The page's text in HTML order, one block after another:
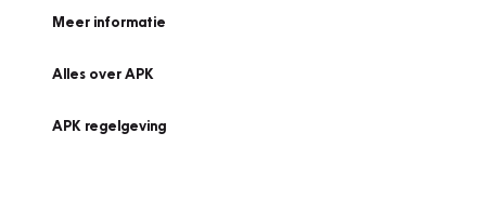
Meer informatie
Alles over APK
APK regelgeving